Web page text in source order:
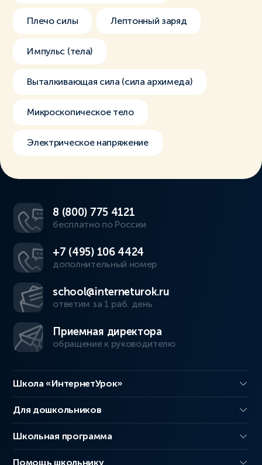
Плечо силы Лептонный заряд
Импульс (тела)
Выталкивающая сила (сила архимеда)
Микроскопическое тело
Электрическое напряжение
8 (800) 775 4121
бесплатно по России
+7 (495) 106 4424
дополнительный номер
school@interneturok.ru
ответим за 1 раб. день
Приемная директора
обращение к руководителю
Школа «ИнтернетУрок»
Для дошкольников
Школьная программа
Помощь школьнику